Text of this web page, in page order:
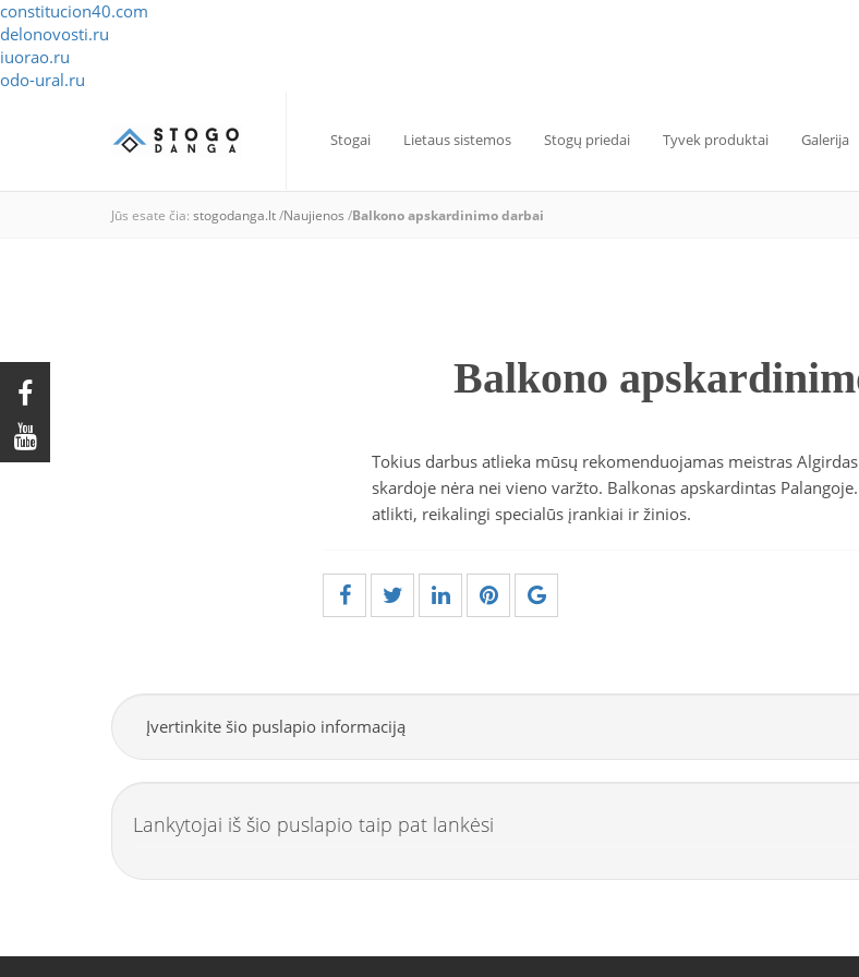
constitucion40.com
delonovosti.ru
iuorao.ru
odo-ural.ru
Stogai Lietaus sistemos Stogų priedai Tyvek produktai Galerija
Jūs esate čia: stogodanga.lt/Naujienos /Balkono apskardinimo darbai
Balkono
Tokius darbus atlieka mūsų rekomenduojamas meistras
skardoje nėra nei vieno varžto. Balkonas apskardintas
atlikti, reikalingi specialūs įrankiai ir žinios.
Įvertinkite šio puslapio informaciją
Lankytojai iš šio puslapio taip pat lankėsi